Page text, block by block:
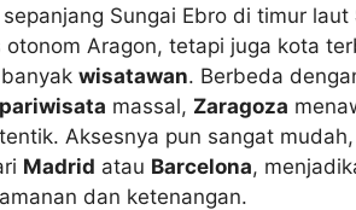
Sungai Ebro di timur laut
Aragon, tetapi juga kota
wisatawan. Berbeda
pariwisata massal, Zaragoza
Aksesnya pun sangat
Madrid atau Barcelona,
dan ketenangan.